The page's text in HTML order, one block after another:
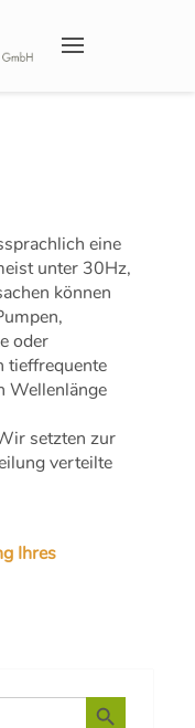
eine
unter 30Hz,
können
oder
tieffrequente
Wellenlänge
setzten zur
verteilte
Ihres
Search Button